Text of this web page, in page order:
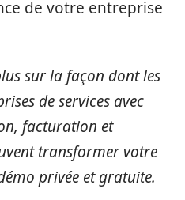
de votre entreprise
sur la façon dont les
de services avec
facturation et
transformer votre
privée et gratuite.